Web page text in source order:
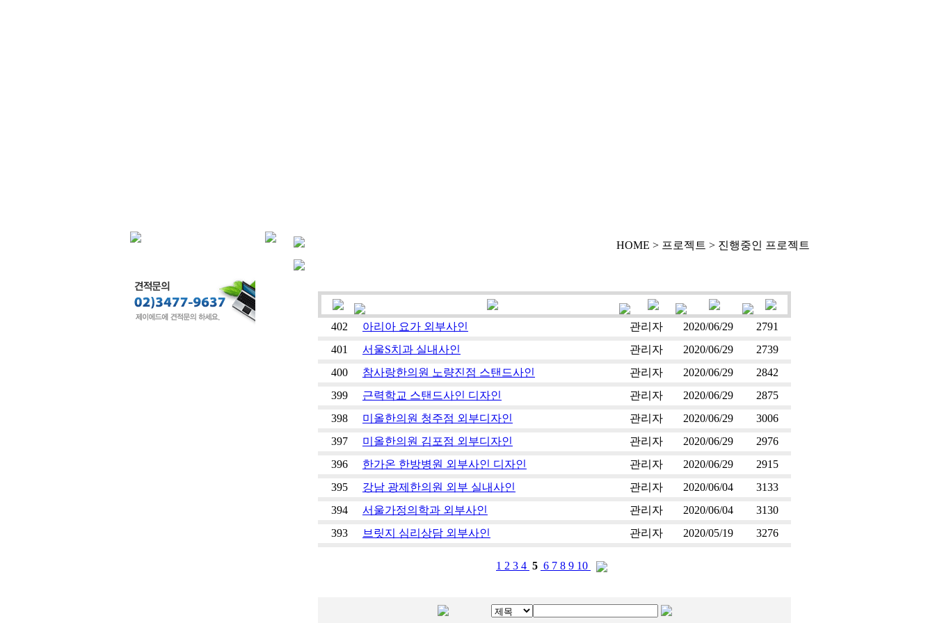
HOME > 프로젝트 > 진행중인 프로젝트
402 아리아 요가 외부사인 관리자 2020/06/29
2791
401
서울S치과 실내사인 관리자 2020/06/29
2739
400
참사랑한의원 노량진점 스탠드사인 관리자 2020/06/29
2842
399
근력학교 스탠드사인 디자인 관리자 2020/06/29
2875
398
미올한의원 청주점 외부디자인 관리자 2020/06/29
3006
397
미올한의원 김포점 외부디자인 관리자 2020/06/29
2976
396
한가온 한방병원 외부사인 디자인 관리자 2020/06/29
2915
395
강남 광제한의원 외부 실내사인 관리자 2020/06/04
3133
394
서울가정의학과 외부사인 관리자 2020/06/04
3130
393
브릿지 심리상담 외부사인 관리자 2020/05/19 3276
1 2 3 4 5 6 7 8 9 10